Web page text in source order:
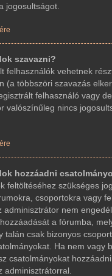
jogosultságot.
szavazni?
felhasználók vehetnek
(a többszöri szavazás
felhasználó vagy
valószínűleg nincs
hozzáadni
feltöltéséhez szükséges
csoportokra vagy
adminisztrátor nem
a fórumba,
talán csak bizonyos
Ha nem vagy
csatolmányokat
adminisztrátorral.